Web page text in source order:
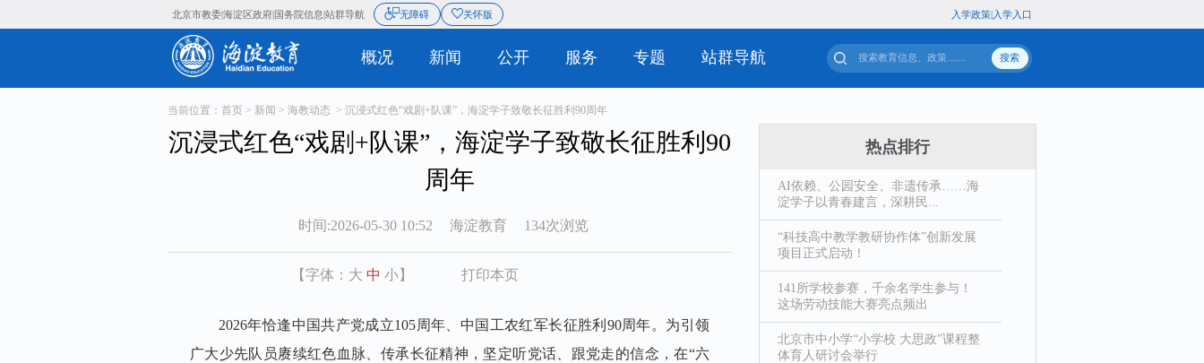
北京市教委|海淀区政府|国务院信息|站群导航 无障碍
概况 新闻 公开 服务 专题 站群导航
当前位置： 首页 > 新闻 > 海教动态 > 沉浸式红色“戏剧+队课”，海淀学子致敬长征胜利90周年
沉浸式红色“戏剧+队课”，海淀学子致敬长征胜利90
周年
时间:2026-05-30 10:52 海淀教育 134次浏览
【字体： 大 中 小】 打印本页
2026年恰逢中国共产党成立105周年、中国工农红军长征胜利90周年。为引领
广大少先队员赓续红色血脉、传承长征精神，坚定听党话、跟党走的信念，在“六
热点排行
AI依赖、公园安全、非遗传承……海
淀学子以青春建言，深耕民...
“科技高中教学教研协作体”创新发展
项目正式启动！
141所学校参赛，千余名学生参与！
这场劳动技能大赛亮点频出
北京市中小学“小学校 大思政”课程整
体育人研讨会举行